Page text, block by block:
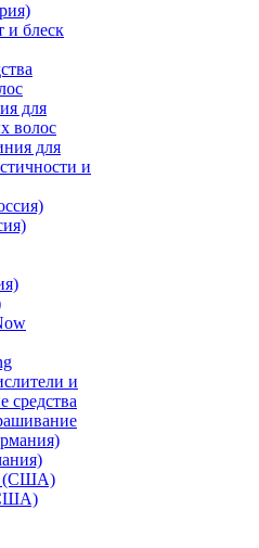
и блеск
для
волос
для
и
и
средства